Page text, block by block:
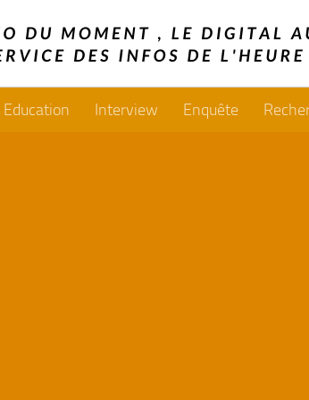
Education Interview Enquête